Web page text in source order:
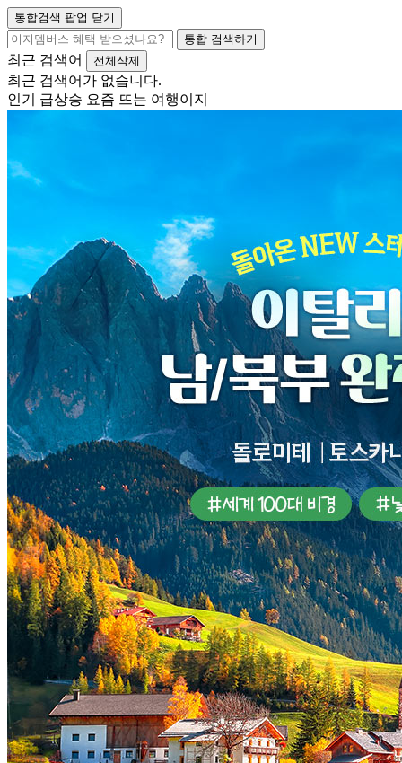
통합검색 팝업 닫기
통합 검색하기
최근 검색어 전체삭제
최근 검색어가 없습니다.
인기 급상승 요즘 뜨는 여행이지